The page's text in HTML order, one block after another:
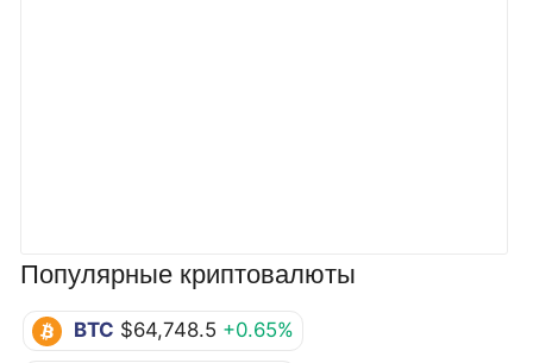
Популярные криптовалюты
BTC $64,748.5 +0.65%